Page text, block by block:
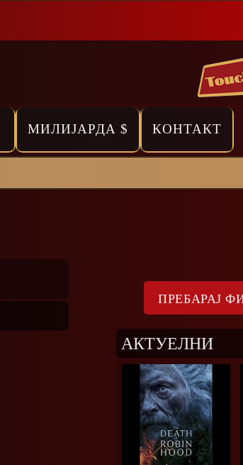
МИЛИЈАРДА $ КОНТАКТ
АКТУЕЛНИ